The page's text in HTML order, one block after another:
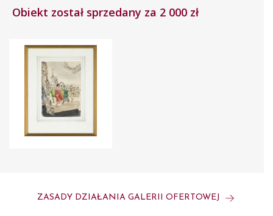
Obiekt został sprzedany za 2 000 zł
ZASADY DZIAŁANIA GALERII OFERTOWEJ